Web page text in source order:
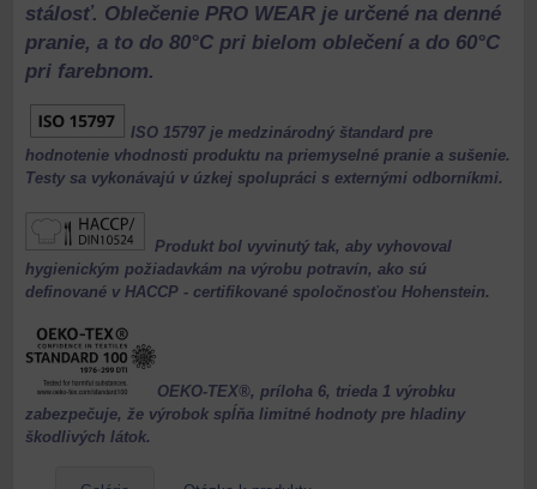
stálosť. Oblečenie PRO WEAR je určené na denné
pranie, a to do 80°C pri bielom oblečení a do 60°C
pri farebnom.
ISO 15797 je medzinárodný štandard pre
hodnotenie vhodnosti produktu na priemyselné pranie a sušenie.
Testy sa vykonávajú v úzkej spolupráci s externými odborníkmi.
Produkt bol vyvinutý tak, aby vyhovoval
hygienickým požiadavkám na výrobu potravín, ako sú
definované v HACCP - certifikované spoločnosťou Hohenstein.
OEKO-TEX®, príloha 6, trieda 1 výrobku
zabezpečuje, že výrobok spĺňa limitné hodnoty pre hladiny
škodlivých látok.